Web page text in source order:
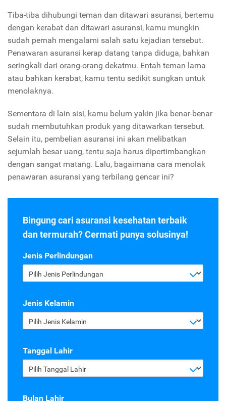
Tiba-tiba dihubungi teman dan ditawari asuransi, bertemu
dengan kerabat dan ditawari asuransi, kamu mungkin
sudah pernah mengalami salah satu kejadian tersebut.
Penawaran asuransi kerap datang tanpa diduga, bahkan
seringkali dari orang-orang dekatmu. Entah teman lama
atau bahkan kerabat, kamu tentu sedikit sungkan untuk
menolaknya.
Sementara di lain sisi, kamu belum yakin jika benar-benar
sudah membutuhkan produk yang ditawarkan tersebut.
Selain itu, pembelian asuransi ini akan melibatkan
sejumlah besar uang, tentu saja harus dipertimbangkan
dengan sangat matang. Lalu, bagaimana cara menolak
penawaran asuransi yang terbilang gencar ini?
Bingung cari asuransi kesehatan terbaik
dan termurah? Cermati punya solusinya!
Jenis Perlindungan
Pilih Jenis Perlindungan
Jenis Kelamin
Pilih Jenis Kelamin
Tanggal Lahir
Pilih Tanggal Lahir
Bulan Lahir